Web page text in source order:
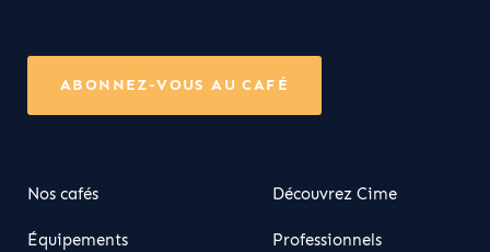
Nos cafés
Équipements
Découvrez Cime
Professionnels
ABONNEZ-VOUS AU CAFÉ